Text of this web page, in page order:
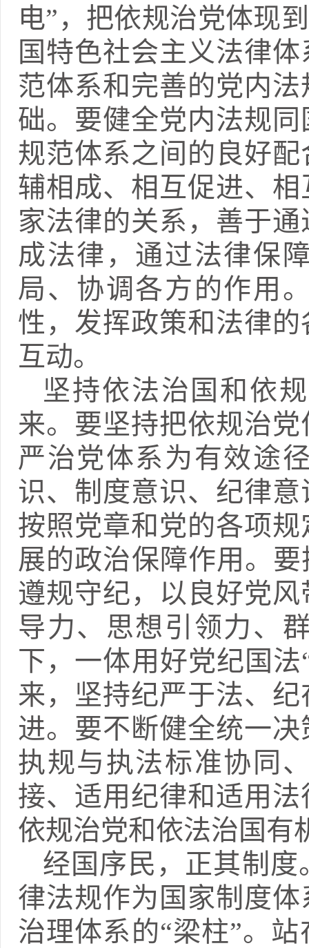
电”，把依规治党体现
国特色社会主义法律
范体系和完善的党内
础。要健全党内法规
规范体系之间的良好
辅相成、相互促进、
家法律的关系，善于
成法律，通过法律保
局、协调各方的作用
性，发挥政策和法律
互动。
坚持依法治国和依
来。要坚持把依规治
严治党体系为有效途
识、制度意识、纪律
按照党章和党的各项
展的政治保障作用。
遵规守纪，以良好党
导力、思想引领力、
下，一体用好党纪国
来，坚持纪严于法、
进。要不断健全统一
执规与执法标准协同
接、适用纪律和适用
依规治党和依法治国有
经国序民，正其制
律法规作为国家制度
治理体系的“梁柱”。